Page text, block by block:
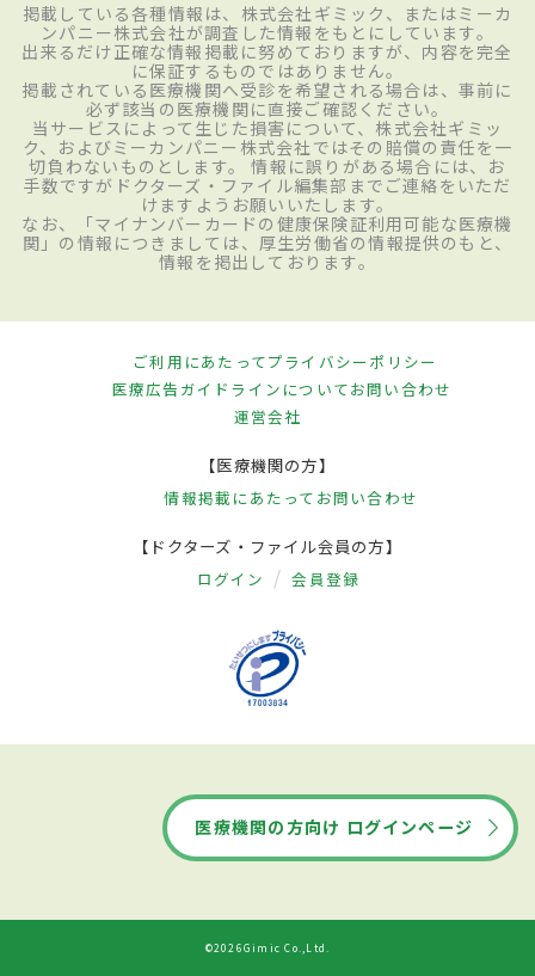
掲載している各種情報は、株式会社ギミック、またはミーカ
ンパニー株式会社が調査した情報をもとにしています。
出来るだけ正確な情報掲載に努めておりますが、内容を完全
に保証するものではありません。
掲載されている医療機関へ受診を希望される場合は、事前に
必ず該当の医療機関に直接ご確認ください。
当サービスによって生じた損害について、株式会社ギミッ
ク、およびミーカンパニー株式会社ではその賠償の責任を一
切負わないものとします。 情報に誤りがある場合には、お
手数ですがドクターズ・ファイル編集部までご連絡をいただ
けますようお願いいたします。
なお、「マイナンバーカードの健康保険証利用可能な医療機
関」の情報につきましては、厚生労働省の情報提供のもと、
情報を掲出しております。
ご利用にあたってプライバシーポリシー
医療広告ガイドラインについてお問い合わせ
運営会社
【医療機関の方】
情報掲載にあたって お問い合わせ
【ドクターズ・ファイル会員の方】
ログイン 会員登録
医療機関の方向け ログインページ
©2026Gimic Co.,Ltd.